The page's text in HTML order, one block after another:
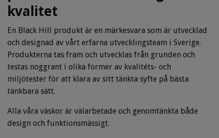
kvalitet
En Black Hill produkt är en märkesvara som är utvecklad
och designad av vårt erfarna utvecklingsteam i Sverige.
Produkterna tas fram och utvecklas från grunden och
testas noggrant i olika former av kvalitéts- och
miljötester för att klara av sitt tänkta syfte på bästa
tänkbara sätt.
Alla våra väskor är välarbetade och genomtänkta både
design och funktionsmässigt.